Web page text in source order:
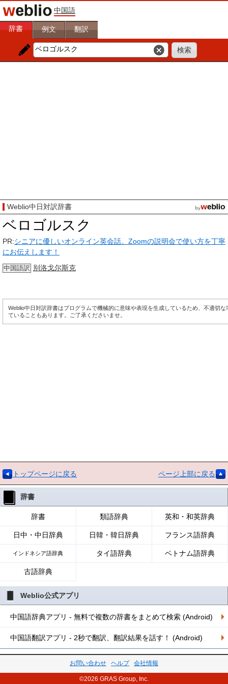
中国語
辞書 例文 翻訳
Weblio中日対訳辞書
ベロゴルスク
PR:シニアに優しいオンライン英会話。Zoomの説明会で使い方を丁寧
にお伝えします！
中国語訳 别洛戈尔斯克
Weblio中日対訳辞書はプログラムで機械的に意味や表現を生成しているため、不適切な
ていることもあります。ご了承くださいませ。
トップページに戻る ページ上部に戻る
辞書
辞書 類語辞典 英和・和英辞典
日中・中日辞典 日韓・韓日辞典 フランス語辞典
インドネシア語辞典 タイ語辞典 ベトナム語辞典
古語辞典
Weblio公式アプリ
中国語辞典アプリ - 無料で複数の辞書をまとめて検索 (Android)
中国語翻訳アプリ - 2秒で翻訳、翻訳結果を話す！ (Android)
お問い合わせ ヘルプ 会社情報
©2026 GRAS Group, Inc.